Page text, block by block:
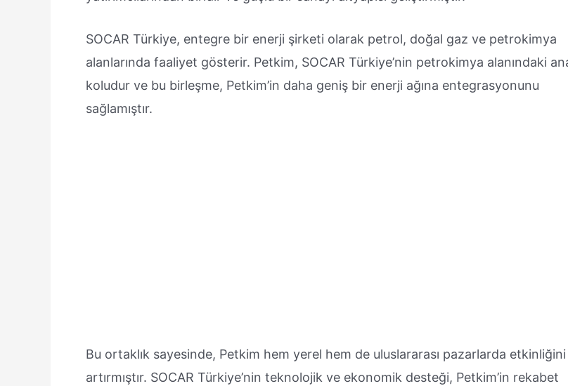
SOCAR Türkiye, entegre bir enerji şirketi olarak petrol, doğal gaz ve petrokimya
alanlarında faaliyet gösterir. Petkim, SOCAR Türkiye’nin petrokimya alanındaki
koludur ve bu birleşme, Petkim’in daha geniş bir enerji ağına entegrasyonunu
sağlamıştır.
Bu ortaklık sayesinde, Petkim hem yerel hem de uluslararası pazarlarda etkinliğini
artırmıştır. SOCAR Türkiye’nin teknolojik ve ekonomik desteği, Petkim’in rekabet